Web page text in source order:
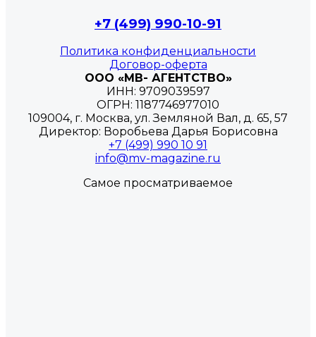
+7 (499) 990-10-91
Политика конфиденциальности
Договор-оферта
ООО «МВ- АГЕНТСТВО»
ИНН: 9709039597
ОГРН: 1187746977010
109004, г. Москва, ул. Земляной Вал, д. 65, 57
Директор: Воробьева Дарья Борисовна
+7 (499) 990 10 91
info@mv-magazine.ru
Самое просматриваемое